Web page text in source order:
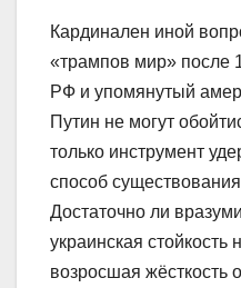
Кардинален иной
«трампов мир» после
РФ и упомянутый
Путин не могут
только инструмент
способ существования
Достаточно ли
украинская стойкость
возросшая жёсткость